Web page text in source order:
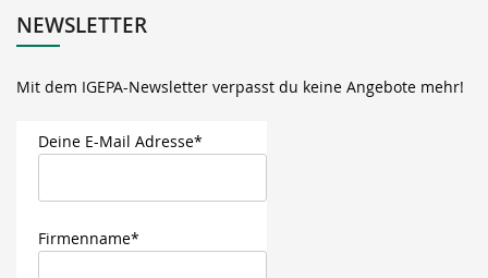
NEWSLETTER
Mit dem IGEPA-Newsletter verpasst du keine Angebote mehr!
Deine E-Mail Adresse*
Firmenname*